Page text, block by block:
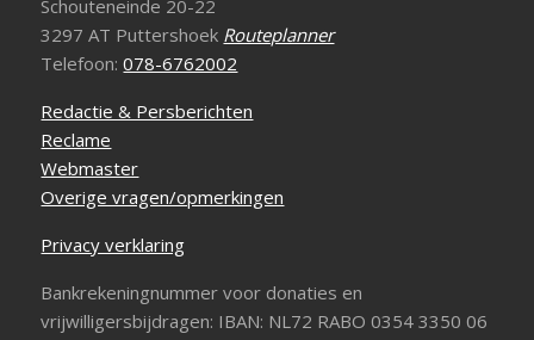
Schouteneinde 20-22
3297 AT Puttershoek Routeplanner
Telefoon:078-6762002
Redactie & Persberichten
Reclame
Webmaster
Overige vragen/opmerkingen
Privacy verklaring
Bankrekeningnummer voor donaties en
vrijwilligersbijdragen: IBAN: NL72 RABO 0354 3350 06